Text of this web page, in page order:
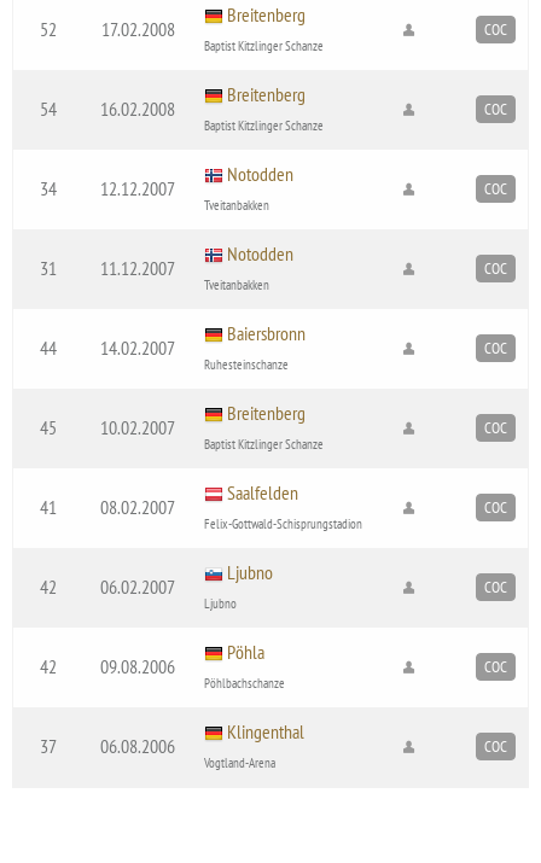
52 17.02.2008
Breitenberg
Baptist Kitzlinger Schanze
COC
54 16.02.2008
Breitenberg
Baptist Kitzlinger Schanze
COC
34 12.12.2007
Notodden
Tveitanbakken
COC
31 11.12.2007
Notodden
Tveitanbakken
COC
44 14.02.2007
Baiersbronn
Ruhesteinschanze
COC
45 10.02.2007
Breitenberg
Baptist Kitzlinger Schanze
COC
41 08.02.2007
Saalfelden
Felix-Gottwald-Schisprungstadion
COC
42 06.02.2007
Ljubno
Ljubno
COC
42 09.08.2006
Pöhla
Pöhlbachschanze
COC
37 06.08.2006
Klingenthal
Vogtland-Arena
COC